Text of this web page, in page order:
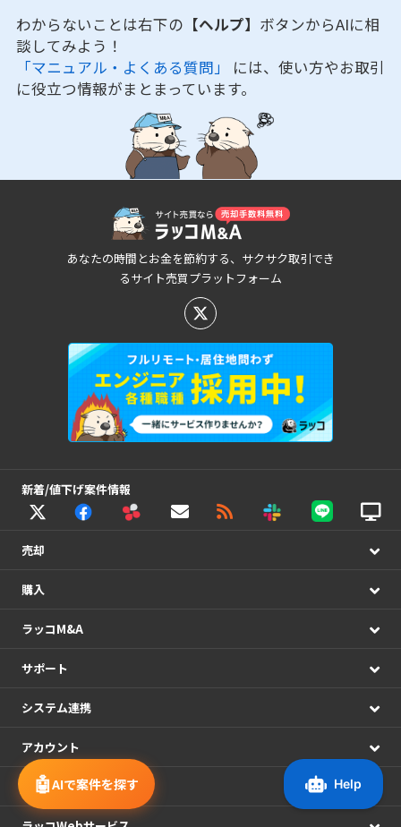
🤖AIで案件を探す
わからないことは右下の 【ヘルプ】 ボタンからAIに相
談してみよう！
「マニュアル・よくある質問」 には、使い方やお取引
に役立つ情報がまとまっています。
あなたの時間とお金を節約する、サクサク取引でき
るサイト売買プラットフォーム
新着/値下げ案件情報
売却
購入
ラッコM&A
サポート
システム連携
アカウント
運営情報